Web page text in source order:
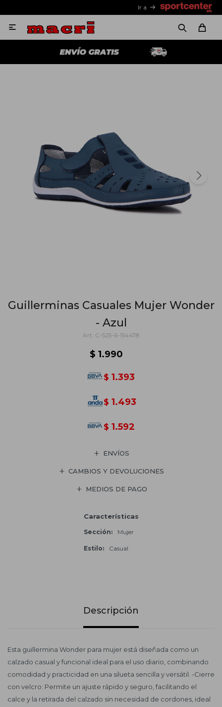
Ir a

Guillerminas Casuales Mujer Wonder
- Azul
C-525-6-154478
$ 1.990
$ 1.393
$ 1.493
$ 1.592
ENVÍOS
CAMBIOS Y DEVOLUCIONES
MEDIOS DE PAGO
Características
Sección Mujer
Estilo Casual
Descripción
Esta guillermina Wonder para mujer está diseñada como un
calzado casual y funcional ideal para el uso diario, combinando
comodidad y practicidad en una silueta sencilla y versátil. -Cierre
con velcro: Permite un ajuste rápido y seguro, facilitando el
calce y la retirada del calzado sin necesidad de cordones, ideal